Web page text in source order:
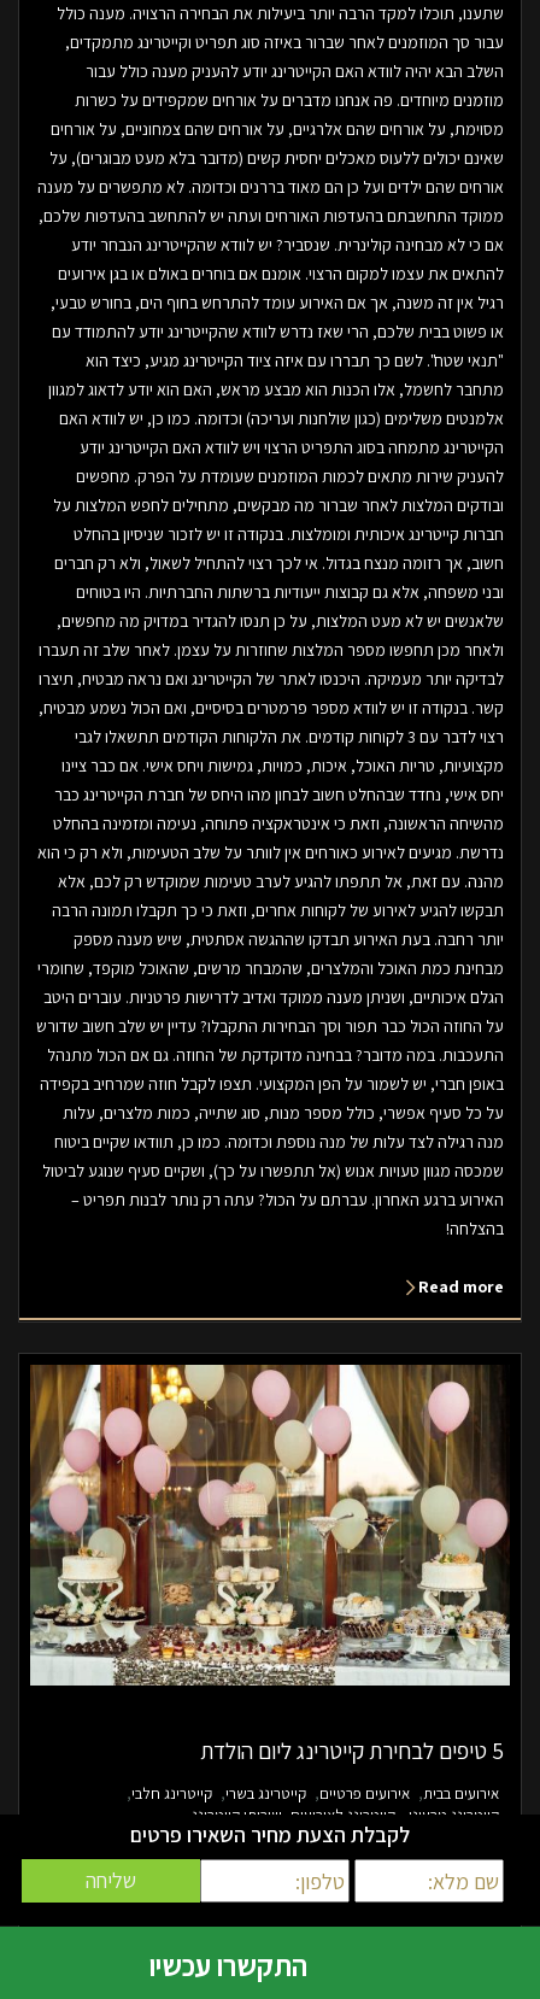
שתענו, תוכלו למקד הרבה יותר ביעילות את הבחירה הרצויה. מענה כולל
עבור סך המוזמנים לאחר שברור באיזה סוג תפריט וקייטרינג מתמקדים,
השלב הבא יהיה לוודא האם הקייטרינג יודע להעניק מענה כולל עבור
מוזמנים מיוחדים. פה אנחנו מדברים על אורחים שמקפידים על כשרות
מסוימת, על אורחים שהם אלרגיים, על אורחים שהם צמחוניים, על אורחים
שאינם יכולים ללעוס מאכלים יחסית קשים (מדובר בלא מעט מבוגרים), על
אורחים שהם ילדים ועל כן הם מאוד בררנים וכדומה. לא מתפשרים על מענה
ממוקד התחשבתם בהעדפות האורחים ועתה יש להתחשב בהעדפות שלכם,
אם כי לא מבחינה קולינרית. שנסביר? יש לוודא שהקייטרינג הנבחר יודע
להתאים את עצמו למקום הרצוי. אומנם אם בוחרים באולם או בגן אירועים
רגיל אין זה משנה, אך אם האירוע עומד להתרחש בחוף הים, בחורש טבעי,
או פשוט בבית שלכם, הרי שאז נדרש לוודא שהקייטרינג יודע להתמודד עם
"תנאי שטח". לשם כך תבררו עם איזה ציוד הקייטרינג מגיע, כיצד הוא
מתחבר לחשמל, אלו הכנות הוא מבצע מראש, האם הוא יודע לדאוג למגוון
אלמנטים משלימים (כגון שולחנות ועריכה) וכדומה. כמו כן, יש לוודא האם
הקייטרינג מתמחה בסוג התפריט הרצוי ויש לוודא האם הקייטרינג יודע
להעניק שירות מתאים לכמות המוזמנים שעומדת על הפרק. מחפשים
ובודקים המלצות לאחר שברור מה מבקשים, מתחילים לחפש המלצות על
חברות קייטרינג איכותית ומומלצות. בנקודה זו יש לזכור שניסיון בהחלט
חשוב, אך רזומה מנצח בגדול. אי לכך רצוי להתחיל לשאול, ולא רק חברים
ובני משפחה, אלא גם קבוצות ייעודיות ברשתות החברתיות. היו בטוחים
שלאנשים יש לא מעט המלצות, על כן תנסו להגדיר במדויק מה מחפשים,
ולאחר מכן תחפשו מספר המלצות שחוזרות על עצמן. לאחר שלב זה תעברו
לבדיקה יותר מעמיקה. היכנסו לאתר של הקייטרינג ואם נראה מבטיח, תיצרו
קשר. בנקודה זו יש לוודא מספר פרמטרים בסיסיים, ואם הכול נשמע מבטיח,
רצוי לדבר עם 3 לקוחות קודמים. את הלקוחות הקודמים תתשאלו לגבי
מקצועיות, טריות האוכל, איכות, כמויות, גמישות ויחס אישי. אם כבר ציינו
יחס אישי, נחדד שבהחלט חשוב לבחון מהו היחס של חברת הקייטרינג כבר
מהשיחה הראשונה, וזאת כי אינטראקציה פתוחה, נעימה ומזמינה בהחלט
נדרשת. מגיעים לאירוע כאורחים אין לוותר על שלב הטעימות, ולא רק כי הוא
מהנה. עם זאת, אל תתפתו להגיע לערב טעימות שמוקדש רק לכם, אלא
תבקשו להגיע לאירוע של לקוחות אחרים, וזאת כי כך תקבלו תמונה הרבה
יותר רחבה. בעת האירוע תבדקו שההגשה אסתטית, שיש מענה מספק
מבחינת כמת האוכל והמלצרים, שהמבחר מרשים, שהאוכל מוקפד, שחומרי
הגלם איכותיים, ושניתן מענה ממוקד ואדיב לדרישות פרטניות. עוברים היטב
על החוזה הכול כבר תפור וסך הבחירות התקבלו? עדיין יש שלב חשוב שדורש
התעכבות. במה מדובר? בבחינה מדוקדקת של החוזה. גם אם הכול מתנהל
באופן חברי, יש לשמור על הפן המקצועי. תצפו לקבל חוזה שמרחיב בקפידה
על כל סעיף אפשרי, כולל מספר מנות, סוג שתייה, כמות מלצרים, עלות
מנה רגילה לצד עלות של מנה נוספת וכדומה. כמו כן, תוודאו שקיים ביטוח
שמכסה מגוון טעויות אנוש (אל תתפשרו על כך), ושקיים סעיף שנוגע לביטול
האירוע ברגע האחרון. עברתם על הכול? עתה רק נותר לבנות תפריט –
בהצלחה!
Read more
5 טיפים לבחירת קייטרינג ליום הולדת
אירועים בבית אירועים פרטיים קייטרינג בשרי
קייטרינג חלבי
קייטרינג טבעוני
קייטרינג לאירועים שירותי קייטרינג
ימי ההולדת – בכל גיל – הפכו בשנים האחרונות לאירועים מושקעים מאוד,
וטוב שכך. היום שבו נולדנו הוא הזדמנות מצוינת להודות על כל מה שקיבלנו,
הגורמים המשפיעים ביותר על ההנאה מהאירוע הוא האוכל. על-מנת לוודא
לקבלת הצעת מחיר השאירו פרטים
התקשרו עכשיו